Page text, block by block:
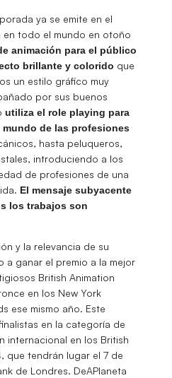
ya se emite en el
en todo el mundo en otoño
animación para el público
brillante y colorido que
un estilo gráfico muy
por sus buenos
utiliza el role playing para
de las profesiones
hasta peluqueros,
introduciendo a los
de profesiones de una
El mensaje subyacente
los trabajos son
y la relevancia de su
a ganar el premio a la mejor
British Animation
en los New York
ese mismo año. Este
en la categoría de
internacional en los British
que tendrán lugar el 7 de
de Londres. DeAPlaneta